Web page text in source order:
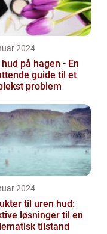
2024
hud på hagen - En
guide til et
problem
2024
til uren hud:
løsninger til en
tilstand